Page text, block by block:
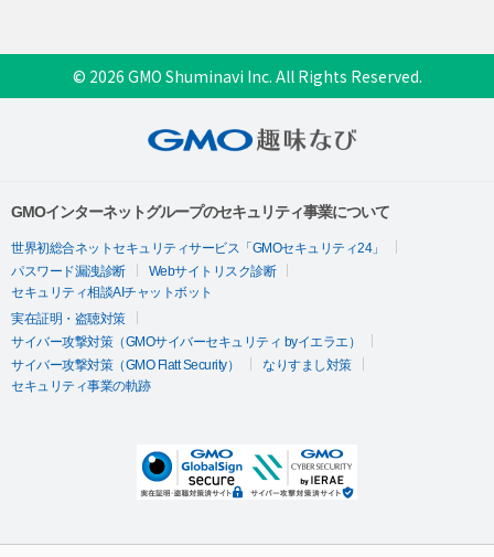
© 2026 GMO Shuminavi Inc. All Rights Reserved.